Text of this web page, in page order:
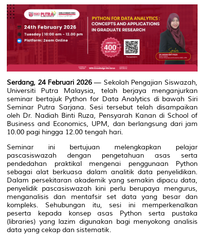
Serdang, 24 Februari 2026— Sekolah Pengajian Siswazah,
Universiti Putra Malaysia, telah berjaya menganjurkan
seminar bertajuk Python for Data Analytics di bawah Siri
Seminar Putra Sarjana. Sesi tersebut telah disampaikan
oleh Dr. Nadiah Binti Ruza, Pensyarah Kanan di School of
Business and Economics, UPM, dan berlangsung dari jam
10.00 pagi hingga 12.00 tengah hari.
Seminar ini bertujuan melengkapkan pelajar
pascasiswazah dengan pengetahuan asas serta
pendedahan praktikal mengenai penggunaan Python
sebagai alat berkuasa dalam analitik data penyelidikan.
Dalam persekitaran akademik yang semakin dipacu data,
penyelidik pascasiswazah kini perlu berupaya mengurus,
menganalisis dan mentafsir set data yang besar dan
kompleks. Sehubungan itu, sesi ini memperkenalkan
peserta kepada konsep asas Python serta pustaka
(libraries) yang lazim digunakan bagi menyokong analisis
data yang cekap dan sistematik.